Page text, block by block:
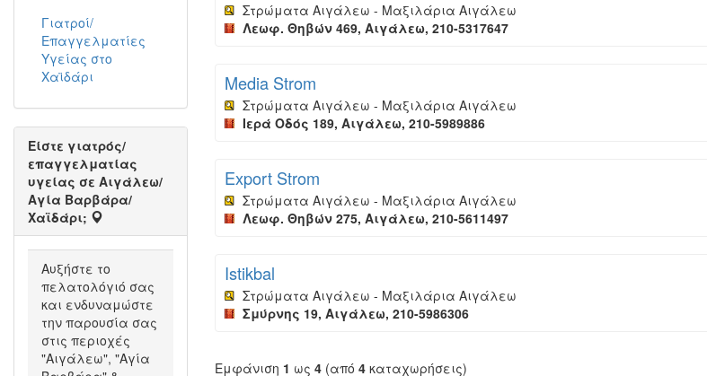
Στρώματα Αιγάλεω - Μαξιλάρια Αιγάλεω
Λεωφ. Θηβών 469, Αιγάλεω, 210-5317647
Media Strom
Στρώματα Αιγάλεω - Μαξιλάρια Αιγάλεω
Ιερά Οδός 189, Αιγάλεω, 210-5989886
Export Strom
Στρώματα Αιγάλεω - Μαξιλάρια Αιγάλεω
Λεωφ. Θηβών 275, Αιγάλεω, 210-5611497
Istikbal
Στρώματα Αιγάλεω - Μαξιλάρια Αιγάλεω
Σμύρνης 19, Αιγάλεω, 210-5986306
Εμφάνιση 1 ως 4 (από 4 καταχωρήσεις)
Γιατροί/
Επαγγελματίες
Υγείας στο
Χαϊδάρι
Είστε γιατρός/
επαγγελματίας
υγείας σε Αιγάλεω/
Αγία Βαρβάρα/
Χαϊδάρι;
Αυξήστε το
πελατολόγιό σας
και ενδυναμώστε
την παρουσία σας
στις περιοχές
"Αιγάλεω", "Αγία